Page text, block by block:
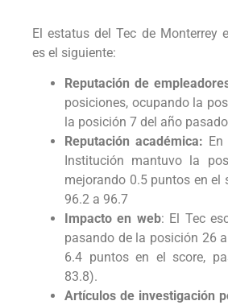
El estatus del Tec de Monterrey
es el siguiente:
Reputación de
posiciones, ocupando la
la posición 7 del año
Reputación académica:
Institución mantuvo la
mejorando 0.5 puntos en el
96.2 a 96.7
Impacto en web: El Tec
pasando de la posición 26
6.4 puntos en el score,
83.8).
Artículos de investigación